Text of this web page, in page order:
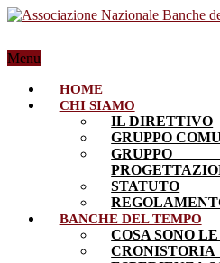
Menu
HOME
CHI SIAMO
IL DIRETTIVO
GRUPPO
GRUPPO
STATUTO
BANCHE DEL TEMPO
COSA SONO